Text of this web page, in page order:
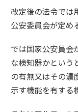
改定後の法令では
公安委員会が定め
では国家公安員会
な検知器かという
の有無又はその濃
示す機能を有する